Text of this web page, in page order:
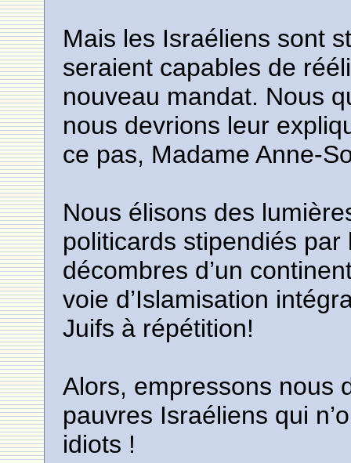
Mais les Israéliens sont
seraient capables de
nouveau mandat. Nous
nous devrions leur
ce pas, Madame Anne-
Nous élisons des
politicards stipendiés
décombres d’un
voie d’Islamisation
Juifs à répétition!
Alors, empressons nous
pauvres Israéliens qui
idiots !